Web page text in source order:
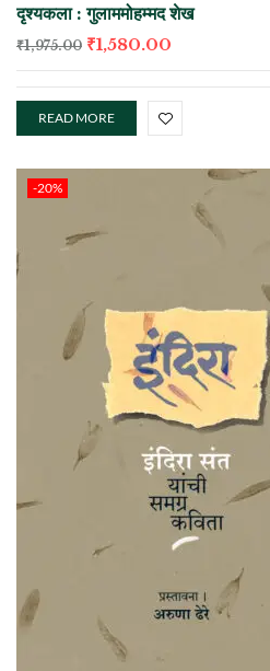
दृश्यकला : गुलाममोहम्मद शेख
₹1,975.00 ₹1,580.00
READ MORE
-20%